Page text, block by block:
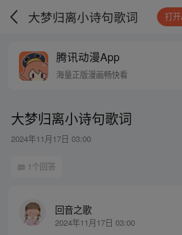
大梦归离小诗句歌词 打
腾讯动漫App
海量正版漫画畅快看
大梦归离小诗句歌词
2024年11月17日 03:00
1个回答
回音之歌
2024年11月17日 03:00